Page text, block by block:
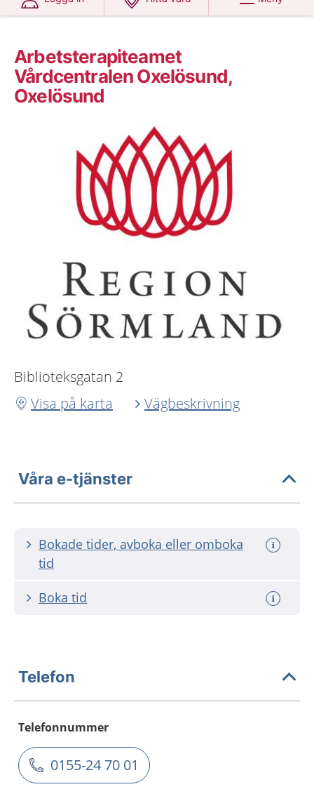
Arbetsterapiteamet
Vårdcentralen Oxelösund,
Oxelösund
Biblioteksgatan 2
Visa på karta
Vägbeskrivning
Våra e-tjänster
Bokade tider, avboka eller omboka
tid
Boka tid
Telefon
Telefonnummer
0155-24 70 01